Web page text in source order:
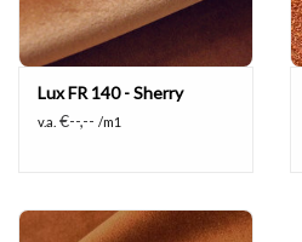
Lux FR 140 - Sherry
v.a. €--,-- /m1